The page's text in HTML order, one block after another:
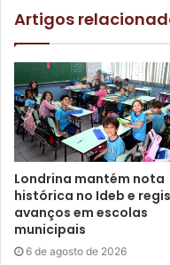
de não comparecimento
Isso atrapalha demais o
tutores interessados”,
Artigos
Londrina mantém nota
histórica no Ideb e
avanços em escolas
municipais
6 de agosto de 2026